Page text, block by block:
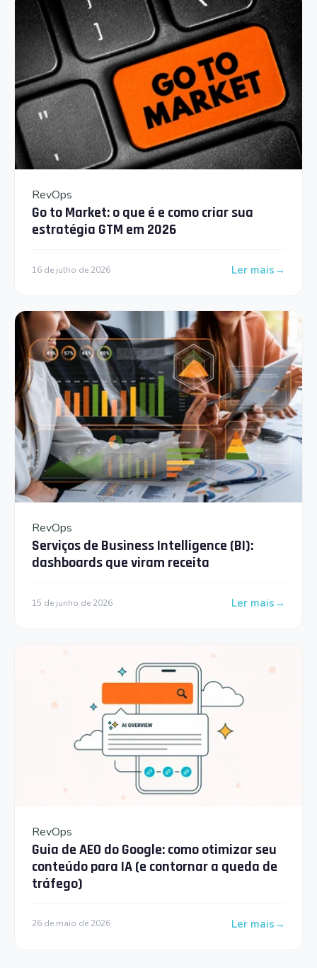
RevOps
Go to Market: o que é e como criar sua
estratégia GTM em 2026
16 de julho de 2026 Ler mais
: Go to Market:
RevOps
Serviços de Business Intelligence (BI):
dashboards que viram receita
15 de junho de 2026 Ler mais
: Serviços de
RevOps
Guia de AEO do Google: como otimizar seu
conteúdo para IA (e contornar a queda de
tráfego)
26 de maio de 2026 Ler mais
: Guia de AEO